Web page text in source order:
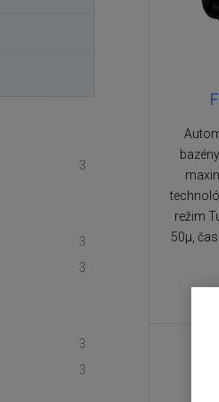
režim
50µ,
3
3
3
3
3